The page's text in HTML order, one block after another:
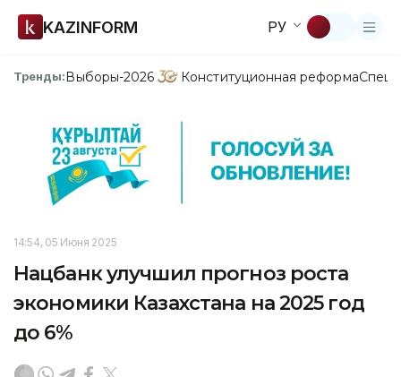
KAZINFORM РУ
Тренды:Выборы-2026 Конституционная реформа
14:54, 05 Июня 2025
Нацбанк улучшил прогноз роста
экономики Казахстана на 2025 год
до 6%